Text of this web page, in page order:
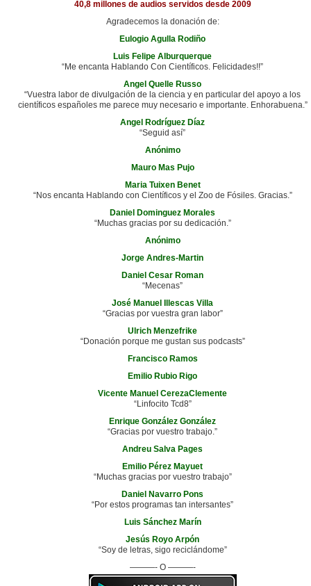
40,8 millones de audios servidos desde 2009
Agradecemos la donación de:
Eulogio Agulla Rodiño
Luis Felipe Alburquerque
“Me encanta Hablando Con Científicos. Felicidades!!”
Angel Quelle Russo
“Vuestra labor de divulgación de la ciencia y en particular del apoyo a los
científicos españoles me parece muy necesario e importante. Enhorabuena.”
Angel Rodríguez Díaz
“Seguid así”
Anónimo
Mauro Mas Pujo
Maria Tuixen Benet
“Nos encanta Hablando con Científicos y el Zoo de Fósiles. Gracias.”
Daniel Dominguez Morales
“Muchas gracias por su dedicación.”
Anónimo
Jorge Andres-Martin
Daniel Cesar Roman
“Mecenas”
José Manuel Illescas Villa
“Gracias por vuestra gran labor”
Ulrich Menzefrike
“Donación porque me gustan sus podcasts”
Francisco Ramos
Emilio Rubio Rigo
Vicente Manuel CerezaClemente
“Linfocito Tcd8”
Enrique González González
“Gracias por vuestro trabajo.”
Andreu Salva Pages
Emilio Pérez Mayuet
“Muchas gracias por vuestro trabajo”
Daniel Navarro Pons
“Por estos programas tan intersantes”
Luis Sánchez Marín
Jesús Royo Arpón
“Soy de letras, sigo reciclándome”
———- O ———-